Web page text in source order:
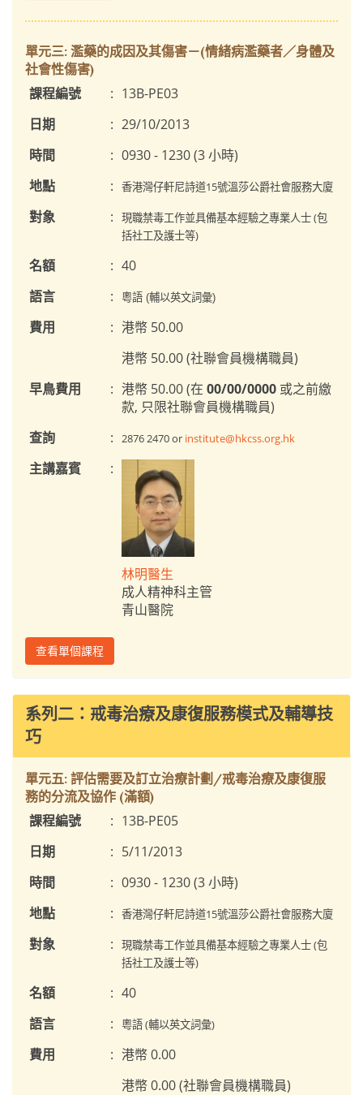
單元三: 濫藥的成因及其傷害－(情緒病濫藥者／身體及
社會性傷害)
課程編號 : 13B-PE03
日期
: 29/10/2013
時間
: 0930 - 1230 (3 小時)
地點
: 香港灣仔軒尼詩道15號溫莎公爵社會服務大廈
對象 :
現職禁毒工作並具備基本經驗之專業人士 (包
括社工及護士等)
名額 : 40
語言
: 粵語 (輔以英文詞彙)
費用 : 港幣 50.00
港幣 50.00 (社聯會員機構職員)
早鳥費用
: 港幣 50.00 (在 00/00/0000 或之前繳
款, 只限社聯會員機構職員)
查詢
: 2876 2470 or institute@hkcss.org.hk
主講嘉賓 :
林明醫生
成人精神科主管
青山醫院
查看單個課程
系列二：戒毒治療及康復服務模式及輔導技
巧
單元五: 評估需要及訂立治療計劃/戒毒治療及康復服
務的分流及協作 (滿額)
課程編號 : 13B-PE05
日期
: 5/11/2013
時間
: 0930 - 1230 (3 小時)
地點
: 香港灣仔軒尼詩道15號溫莎公爵社會服務大廈
對象 :
現職禁毒工作並具備基本經驗之專業人士 (包
括社工及護士等)
名額 : 40
語言
: 粵語 (輔以英文詞彙)
費用 : 港幣 0.00
港幣 0.00 (社聯會員機構職員)